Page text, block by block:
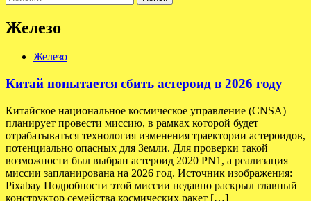
Железо
Железо
Китай попытается сбить астероид в 2026 году
Китайское национальное космическое управление (CNSA)
планирует провести миссию, в рамках которой будет
отрабатываться технология изменения траектории астероидов,
потенциально опасных для Земли. Для проверки такой
возможности был выбран астероид 2020 PN1, а реализация
миссии запланирована на 2026 год. Источник изображения:
Pixabay Подробности этой миссии недавно раскрыл главный
конструктор семейства космических ракет […]